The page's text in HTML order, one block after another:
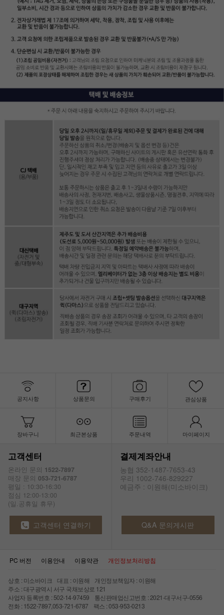
공지사항 상품문의 구매후기 관심상품
장바구니 최근본상품 주문내역 마이페이지
고객센터
온라인 문의 1522-7897
매장 문의 053-721-6787
평일 : 10:30-16:30
점심 12:00-13:00
(일.공휴일 휴무)
결제계좌안내
농협 352-1487-7653-43
우리 1002-746-829227
예금주 : 이원해(미소바이크)
고객센터 연결하기 Q&A 문의게시판
PC 버전 이용안내 이용약관 개인정보처리방침
상호 : 미소바이크 대표 : 이원해 개인정보책임자 : 이원해
주소 : 대구광역시 서구 국채보상로 121
사업자 등록번호 : 502-14-97459 통신판매업신고번호 : 2021-대구서구-0556
전화 : 1522-7897,053-721-6787 팩스 : 053-953-0213